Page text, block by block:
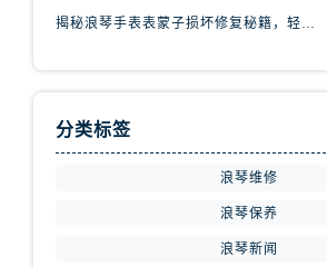
揭秘浪琴手表表蒙子损坏修复秘籍，轻松重获透明之美！
分类标签
浪琴维修
浪琴保养
浪琴新闻